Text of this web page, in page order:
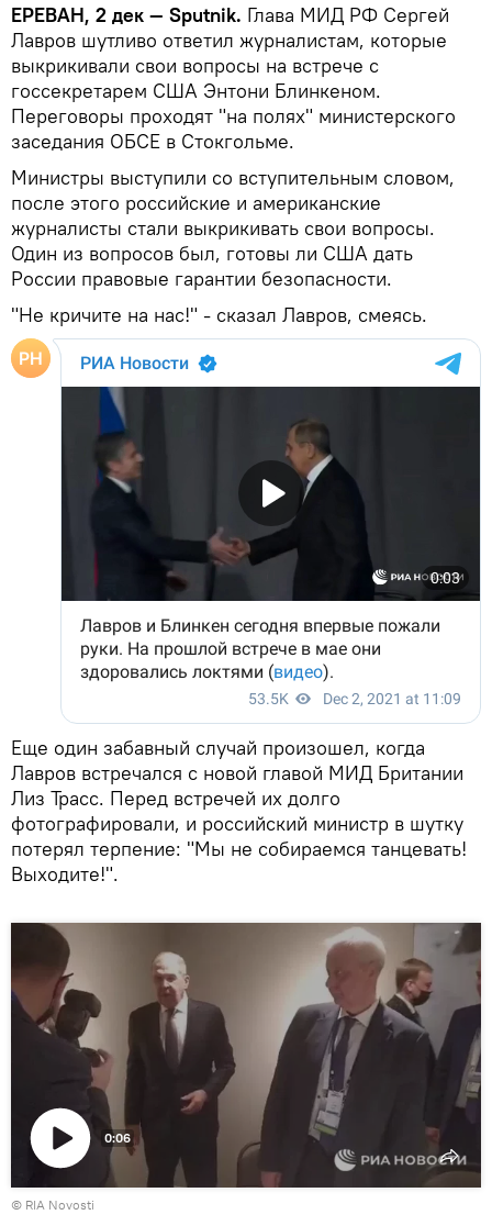
ЕРЕВАН, 2 дек — Sputnik. Глава МИД РФ Сергей
Лавров шутливо ответил журналистам, которые
выкрикивали свои вопросы на встрече с
госсекретарем США Энтони Блинкеном.
Переговоры проходят "на полях" министерского
заседания ОБСЕ в Стокгольме.
Министры выступили со вступительным словом,
после этого российские и американские
журналисты стали выкрикивать свои вопросы.
Один из вопросов был, готовы ли США дать
России правовые гарантии безопасности.
"Не кричите на нас!" - сказал Лавров, смеясь.
Еще один забавный случай произошел, когда
Лавров встречался с новой главой МИД Британии
Лиз Трасс. Перед встречей их долго
фотографировали, и российский министр в шутку
потерял терпение: "Мы не собираемся танцевать!
Выходите!".
Воспроизвести
видео
0:06
© RIA Novosti